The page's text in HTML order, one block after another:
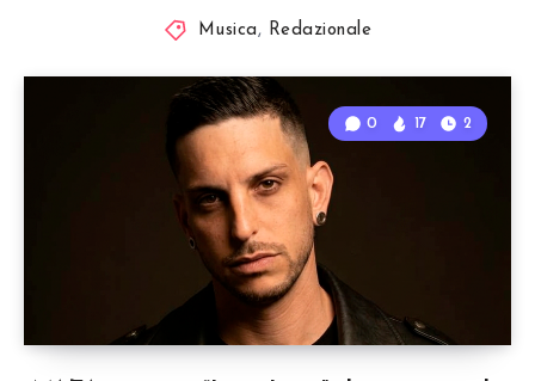
Musica, Redazionale
0 17 2